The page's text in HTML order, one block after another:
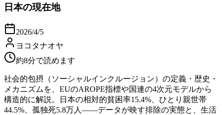
日本の現在地
2026/4/5
ヨコタナオヤ
約8分で読めます
社会的包摂（ソーシャルインクルージョン）の定義・歴史・
メカニズムを、EUのAROPE指標や国連の4次元モデルから
構造的に解説。日本の相対的貧困率15.4%、ひとり親世帯
44.5%、孤独死5.8万人——データが映す排除の実態と、生活